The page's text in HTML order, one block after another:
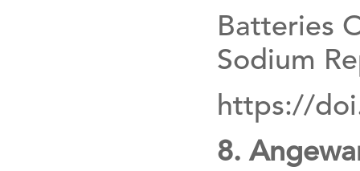
Batteries
Sodium
https://
8.